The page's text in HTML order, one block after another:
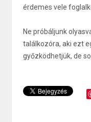
érdemes vele
Ne próbáljunk
találkozóra, aki ezt
győzködhetjük, de